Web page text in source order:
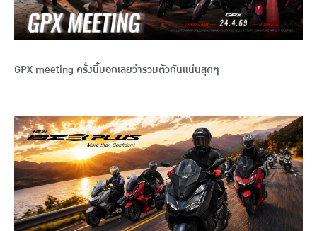
GPX meeting ครั้งนี้บอกเลยว่ารวมตัวกันแน่นสุดๆ